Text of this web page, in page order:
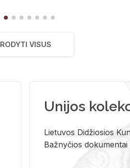
RODYTI VISUS
Unijos
Lietuvos Didžiosios
Bažnyčios